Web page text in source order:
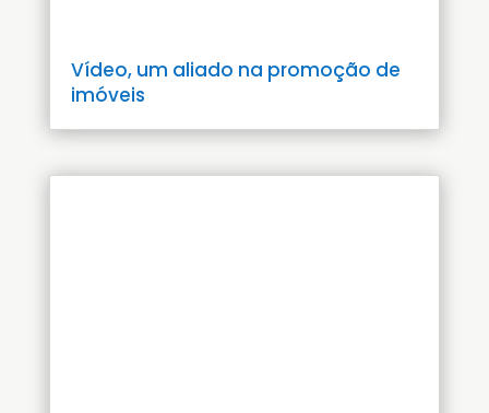
Vídeo, um aliado na promoção de
imóveis